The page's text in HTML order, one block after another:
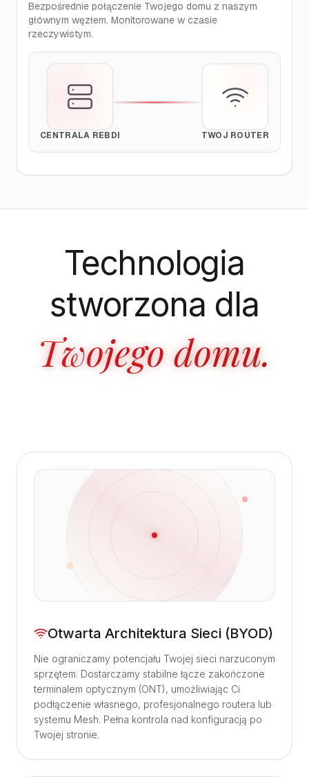
Bezpośrednie połączenie Twojego domu z naszym
głównym węzłem. Monitorowane w czasie
rzeczywistym.
CENTRALA REBDI TWÓJ ROUTER
Technologia
stworzona dla
Twojego domu.
Otwarta Architektura Sieci (BYOD)
Nie ograniczamy potencjału Twojej sieci narzuconym
sprzętem. Dostarczamy stabilne łącze zakończone
terminalem optycznym (ONT), umożliwiając Ci
podłączenie własnego, profesjonalnego routera lub
systemu Mesh. Pełna kontrola nad konfiguracją po
Twojej stronie.